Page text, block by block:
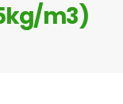
m3)